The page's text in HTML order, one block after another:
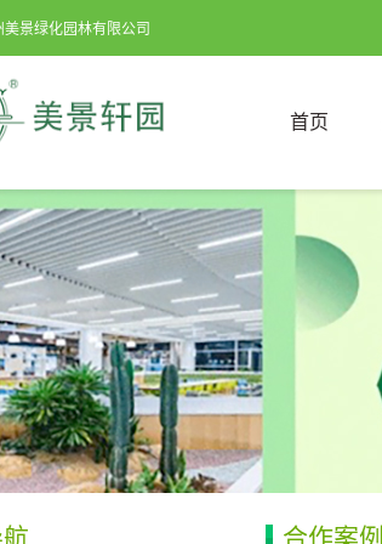
景绿化园林有限公司
首页
合作案例